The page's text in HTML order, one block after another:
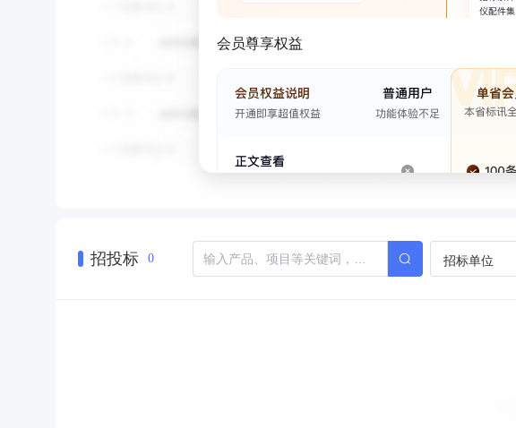
会员尊享权益
招投标 0 招标单位